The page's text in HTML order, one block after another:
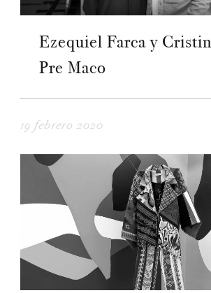
Ezequiel Farca y
Pre Maco
19 febrero 2020